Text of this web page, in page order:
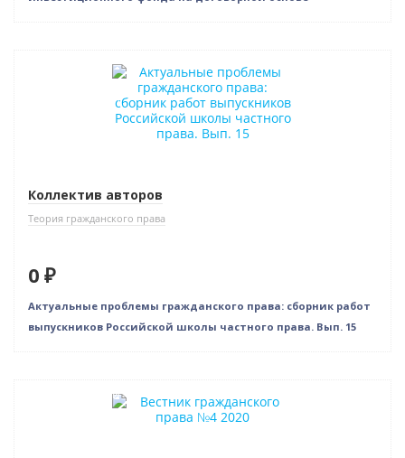
Нет в наличии
Коллектив авторов
Теория гражданского права
0 ₽
Актуальные проблемы гражданского права: сборник работ
выпускников Российской школы частного права. Вып. 15
Нет в наличии